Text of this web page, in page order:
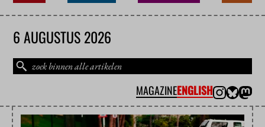
6 AUGUSTUS 2026
MAGAZINEENGLISH